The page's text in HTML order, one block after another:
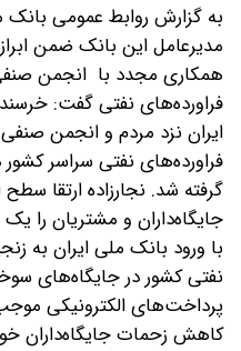
به گزارش روابط عمومی بانک
مدیرعامل این بانک ضمن
همکاری مجدد با انجمن
فراورده‌های نفتی گفت:
ایران نزد مردم و انجمن
فراورده‌های نفتی سراسر
گرفته شد. نجارزاده ارتقا
جایگاه‌داران و مشتریان را
با ورود بانک ملی ایران به
نفتی کشور در جایگاه‌های
پرداخت‌های الکترونیکی
کاهش زحمات جایگاه‌داران